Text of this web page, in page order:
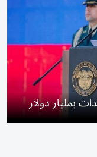
بمليار دولار